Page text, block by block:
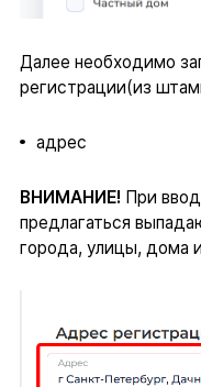
Далее необходимо
регистрации(из
адрес
ВНИМАНИЕ! При
предлагаться
города, улицы, дома